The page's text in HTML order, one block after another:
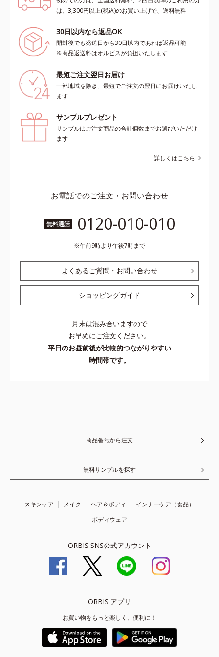
は、3,300円以上(税込)のお買い上げで、送料無料
30日以内なら返品OK
開封後でも発送日から30日以内であれば返品可能
※商品返送料はオルビスが負担いたします
最短ご注文翌日お届け
一部地域を除き、最短でご注文の翌日にお届けいたし
ます
サンプルプレゼント
サンプルはご注文商品の合計個数までお選びいただけ
ます
詳しくはこちら
お電話でのご注文・お問い合わせ
無料通話 0120-010-010
午前9時より午後7時まで
よくあるご質問・お問い合わせ
ショッピングガイド
月末は混み合いますので
お早めにご注文ください。
平日のお昼前後が比較的つながりやすい
時間帯です。
商品番号から注文
無料サンプルを探す
スキンケア メイク ヘア＆ボディ
インナーケア（食品）
ボディウェア
ORBIS SNS公式アカウント
ORBIS アプリ
お買い物をもっと楽しく、便利に！